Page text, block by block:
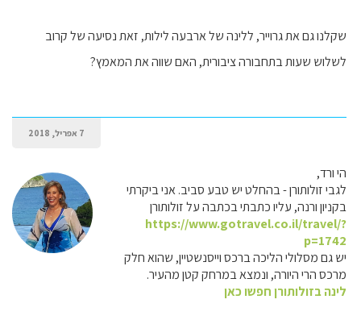
שקלנו גם את גרוייר, ללינה של ארבעה לילות, זאת נסיעה של קרוב
לשלוש שעות בתחבורה ציבורית, האם שווה את המאמץ?
7 אפריל, 2018
הי ורד,
לגבי זולותורן - בהחלט יש טבע סביב. אני ביקרתי
בקניון ורנה, עליו כתבתי בכתבה על זולותורן
https://www.gotravel.co.il/travel/?
p=1742
יש גם מסלולי הליכה ברכס וייסנשטיין, שהוא חלק
מרכס הרי היורה, ונמצא במרחק קטן מהעיר.
לינה בזולותורן חפשו כאן